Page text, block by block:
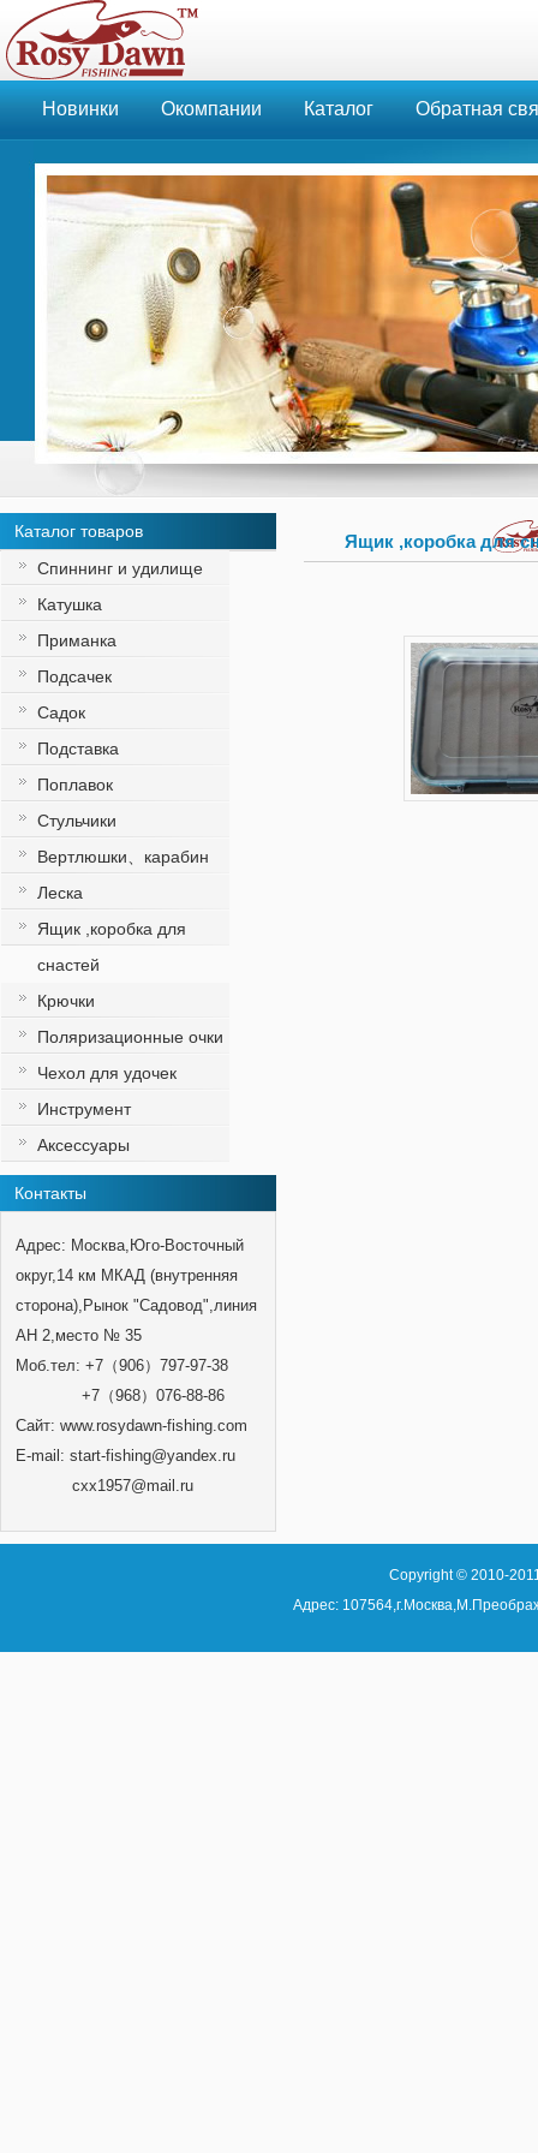
Новинки Окомпании Каталог Обратная
Каталог товаров
Спиннинг и удилище
Катушка
Приманка
Подсачек
Садок
Подставка
Поплавок
Стульчики
Вертлюшки、карабин
Леска
Ящик ,коробка для
снастей
Крючки
Поляризационные очки
Чехол для удочек
Инструмент
Аксессуары
Контакты
Адрес: Москва,Юго-Восточный
округ,14 км МКАД (внутренняя
сторона),Рынок "Садовод",линия
АН 2,место № 35
Моб.тел: +7（906）797-97-38
+7（968）076-88-86
Сайт: www.rosydawn-fishing.com
E-mail: start-fishing@yandex.ru
cxx1957@mail.ru
Ящик ,коробка для
Copyright© 2010-
Адрес: